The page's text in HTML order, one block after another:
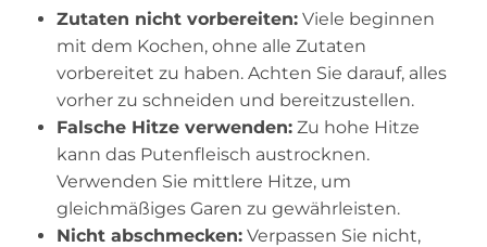
Zutaten nicht vorbereiten: Viele beginnen
mit dem Kochen, ohne alle Zutaten
vorbereitet zu haben. Achten Sie darauf, alles
vorher zu schneiden und bereitzustellen.
Falsche Hitze verwenden: Zu hohe Hitze
kann das Putenfleisch austrocknen.
Verwenden Sie mittlere Hitze, um
gleichmäßiges Garen zu gewährleisten.
Nicht abschmecken: Verpassen Sie nicht,